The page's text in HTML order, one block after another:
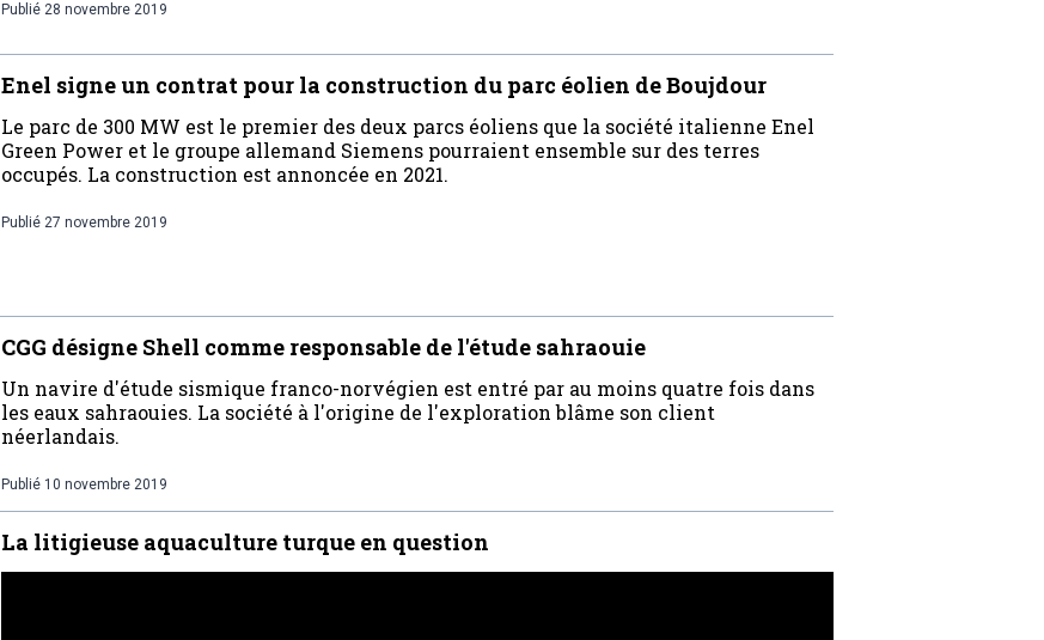
Publié 28 novembre 2019
Enel signe un contrat pour la construction du parc éolien de Boujdour
Le parc de 300 MW est le premier des deux parcs éoliens que la société italienne Enel
Green Power et le groupe allemand Siemens pourraient ensemble sur des terres
occupés. La construction est annoncée en 2021.
Publié 27 novembre 2019
CGG désigne Shell comme responsable de l'étude sahraouie
Un navire d'étude sismique franco-norvégien est entré par au moins quatre fois dans
les eaux sahraouies. La société à l'origine de l'exploration blâme son client
néerlandais.
Publié 10 novembre 2019
La litigieuse aquaculture turque en question